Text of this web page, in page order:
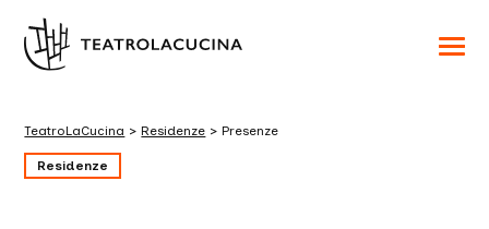
TeatroLaCucina > Residenze > Presenze
Residenze